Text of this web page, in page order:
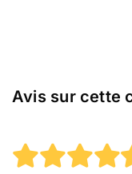
Avis sur cette